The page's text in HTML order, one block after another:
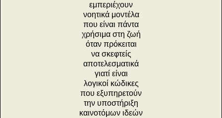
εμπεριέχουν
νοητικά μοντέλα
που είναι πάντα
χρήσιμα στη ζωή
όταν πρόκειται
να σκεφτείς
αποτελεσματικά
γιατί είναι
λογικοί κώδικες
που εξυπηρετούν
την υποστήριξη
καινοτόμων ιδεών